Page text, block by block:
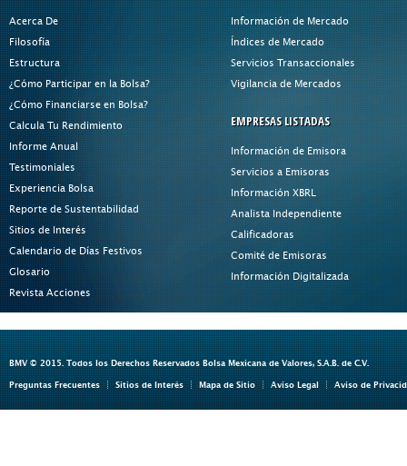
Acerca De
Filosofía
Estructura
¿Cómo Participar en la Bolsa?
¿Cómo Financiarse en Bolsa?
Calcula Tu Rendimiento
Informe Anual
Testimoniales
Experiencia Bolsa
Reporte de Sustentabilidad
Sitios de Interés
Calendario de Días Festivos
Glosario
Revista Acciones
Información de Mercado
Índices de Mercado
Servicios Transaccionales
Vigilancia de Mercados
EMPRESAS LISTADAS
Información de Emisora
Servicios a Emisoras
Información XBRL
Analista Independiente
Calificadoras
Comité de Emisoras
Información Digitalizada
BMV © 2015. Todos los Derechos Reservados Bolsa Mexicana de Valores, S.A.B. de C.V.
Preguntas Frecuentes Sitios de Interés Mapa de Sitio Aviso Legal Aviso de